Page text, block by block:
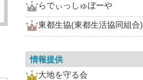
らでぃっしゅぼーや
東都生協(東都生活協同組合)
情報提供
大地を守る会